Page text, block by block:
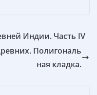
Индии. Часть IV
Полигональ
ная кладка.